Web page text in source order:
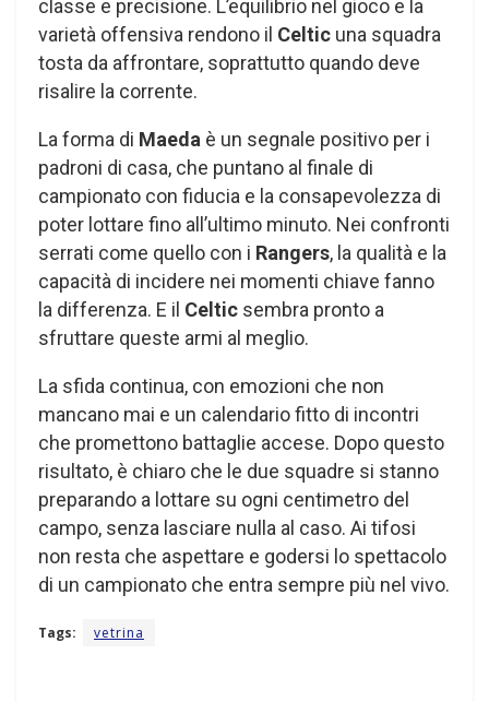
classe e precisione. L’equilibrio nel gioco e la
varietà offensiva rendono il Celtic una squadra
tosta da affrontare, soprattutto quando deve
risalire la corrente.
La forma di Maeda è un segnale positivo per i
padroni di casa, che puntano al finale di
campionato con fiducia e la consapevolezza di
poter lottare fino all’ultimo minuto. Nei confronti
serrati come quello con i Rangers, la qualità e la
capacità di incidere nei momenti chiave fanno
la differenza. E il Celtic sembra pronto a
sfruttare queste armi al meglio.
La sfida continua, con emozioni che non
mancano mai e un calendario fitto di incontri
che promettono battaglie accese. Dopo questo
risultato, è chiaro che le due squadre si stanno
preparando a lottare su ogni centimetro del
campo, senza lasciare nulla al caso. Ai tifosi
non resta che aspettare e godersi lo spettacolo
di un campionato che entra sempre più nel vivo.
Tags: vetrina